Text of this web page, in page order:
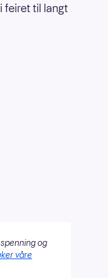
feiret til langt
og
våre